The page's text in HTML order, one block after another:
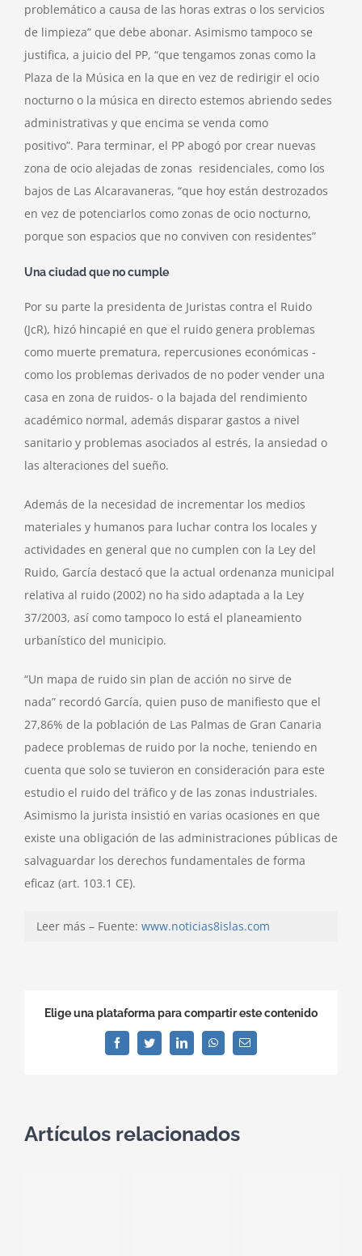
problemático a causa de las horas extras o los servicios
de limpieza” que debe abonar. Asimismo tampoco se
justifica, a juicio del PP, “que tengamos zonas como la
Plaza de la Música en la que en vez de redirigir el ocio
nocturno o la música en directo estemos abriendo sedes
administrativas y que encima se venda como
positivo”. Para terminar, el PP abogó por crear nuevas
zona de ocio alejadas de zonas residenciales, como los
bajos de Las Alcaravaneras, “que hoy están destrozados
en vez de potenciarlos como zonas de ocio nocturno,
porque son espacios que no conviven con residentes”
Una ciudad que no cumple
Por su parte la presidenta de Juristas contra el Ruido
(JcR), hizó hincapié en que el ruido genera problemas
como muerte prematura, repercusiones económicas -
como los problemas derivados de no poder vender una
casa en zona de ruidos- o la bajada del rendimiento
académico normal, además disparar gastos a nivel
sanitario y problemas asociados al estrés, la ansiedad o
las alteraciones del sueño.
Además de la necesidad de incrementar los medios
materiales y humanos para luchar contra los locales y
actividades en general que no cumplen con la Ley del
Ruido, García destacó que la actual ordenanza municipal
relativa al ruido (2002) no ha sido adaptada a la Ley
37/2003, así como tampoco lo está el planeamiento
urbanístico del municipio.
“Un mapa de ruido sin plan de acción no sirve de
nada” recordó García, quien puso de manifiesto que el
27,86% de la población de Las Palmas de Gran Canaria
padece problemas de ruido por la noche, teniendo en
cuenta que solo se tuvieron en consideración para este
estudio el ruido del tráfico y de las zonas industriales.
Asimismo la jurista insistió en varias ocasiones en que
existe una obligación de las administraciones públicas de
salvaguardar los derechos fundamentales de forma
eficaz (art. 103.1 CE).
Leer más – Fuente: www.noticias8islas.com
Elige una plataforma para compartir este contenido
FacebookTwitterLinkedInWhatsAppCorreo
electrónico
Artículos relacionados